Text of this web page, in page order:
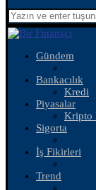
Gündem
Bankacılık
Kredi
Piyasalar
Kripto
Sigorta
İş Fikirleri
Trend